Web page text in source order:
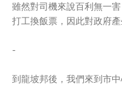
雖然對司機來說百利無一
打工換飯票，因此對政府產
-
到龍坡邦後，我們來到市中